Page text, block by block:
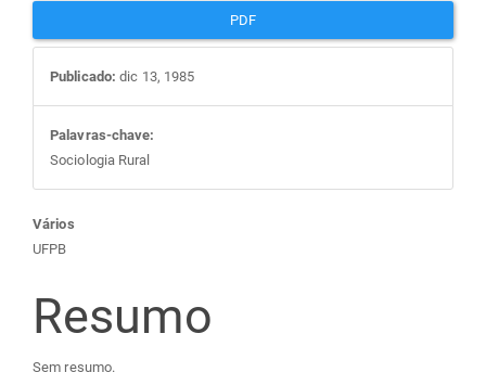
PDF
Publicado: dic 13, 1985
Palavras-chave:
Sociologia Rural
Conteúdo
do
artigo
Vários
UFPB
Resumo
Sem resumo.